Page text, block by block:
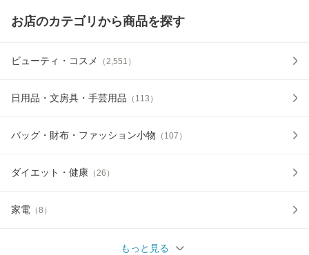
お店のカテゴリから商品を探す
ビューティ・コスメ （2,551 ）
日用品・文房具・手芸用品 （ 113 ）
バッグ・財布・ファッション小物 （ 107 ）
ダイエット・健康 （26 ）
家電 （8 ）
もっと見る